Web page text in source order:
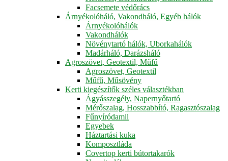
Facsemete védőrács
Árnyékolóháló, Vakondháló, Egyéb hálók
Árnyékolóhálók
Vakondhálók
Növénytartó hálók, Uborkahálók
Madárháló, Darázsháló
Agroszövet, Geotextil, Műfű
Agroszövet, Geotextil
Műfű, Műsövény
Kerti kiegészítők széles választékban
Ágyásszegély, Napernyőtartó
Mérőszalag, Hosszabbító, Ragasztószalag
Fűnyíródamil
Egyebek
Háztartási kuka
Komposztláda
Covertop kerti bútortakarók